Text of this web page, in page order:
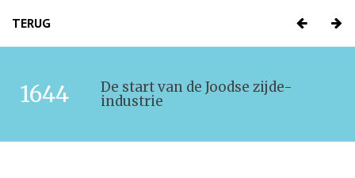
TERUG
1644
De start van de Joodse zijde-
industrie